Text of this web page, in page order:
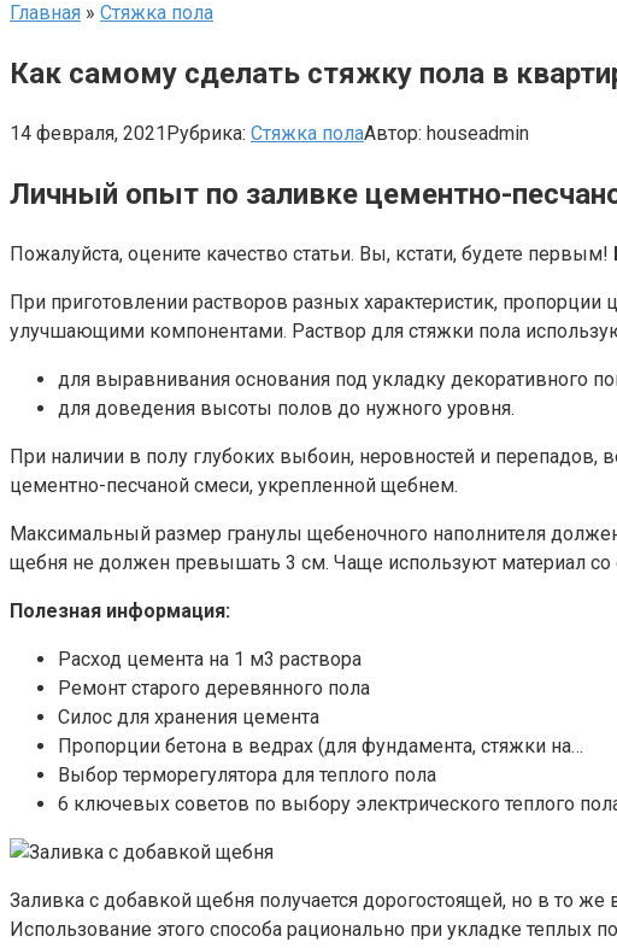
Главная » Стяжка пола
Как самому сделать стяжку пола в
14 февраля, 2021Рубрика: Стяжка полаАвтор: houseadmin
Личный опыт по заливке цементно-
Пожалуйста, оцените качество статьи. Вы, кстати, будете первым!
При приготовлении растворов разных характеристик,
улучшающими компонентами. Раствор для стяжки пола
для выравнивания основания под укладку декоративного
для доведения высоты полов до нужного уровня.
При наличии в полу глубоких выбоин, неровностей и
цементно-песчаной смеси, укрепленной щебнем.
Максимальный размер гранулы щебеночного наполнителя
щебня не должен превышать 3 см. Чаще используют материал
Полезная информация:
Расход цемента на 1 м3 раствора
Ремонт старого деревянного пола
Силос для хранения цемента
Пропорции бетона в ведрах (для фундамента, стяжки на…
Выбор терморегулятора для теплого пола
6 ключевых советов по выбору электрического теплого
Заливка с добавкой щебня получается дорогостоящей, но в то
Использование этого способа рационально при укладке